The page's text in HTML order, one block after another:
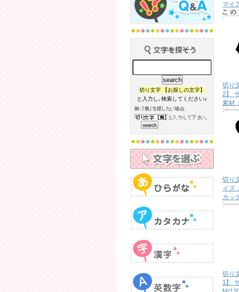
切り文字 【お探しの文字】
と入力し､検索してください♪
マイ
切り
2】
素材
切り
イズ
カッ
切り
1】